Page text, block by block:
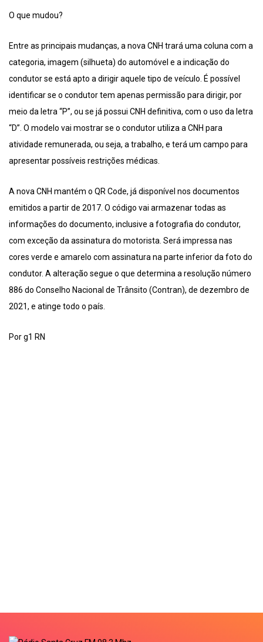
O que mudou?
Entre as principais mudanças, a nova CNH trará uma coluna com a
categoria, imagem (silhueta) do automóvel e a indicação do
condutor se está apto a dirigir aquele tipo de veículo. É possível
identificar se o condutor tem apenas permissão para dirigir, por
meio da letra “P”, ou se já possui CNH definitiva, com o uso da letra
“D”. O modelo vai mostrar se o condutor utiliza a CNH para
atividade remunerada, ou seja, a trabalho, e terá um campo para
apresentar possíveis restrições médicas.
A nova CNH mantém o QR Code, já disponível nos documentos
emitidos a partir de 2017. O código vai armazenar todas as
informações do documento, inclusive a fotografia do condutor,
com exceção da assinatura do motorista. Será impressa nas
cores verde e amarelo com assinatura na parte inferior da foto do
condutor. A alteração segue o que determina a resolução número
886 do Conselho Nacional de Trânsito (Contran), de dezembro de
2021, e atinge todo o país.
Por g1 RN